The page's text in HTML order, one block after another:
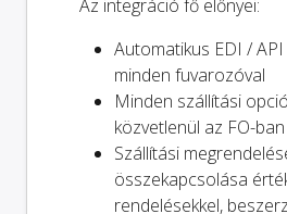
Az integráció fő előnyei:
Automatikus EDI /
minden fuvarozóval
Minden szállítási
közvetlenül az FO-ban
Szállítási
összekapcsolása
rendelésekkel,